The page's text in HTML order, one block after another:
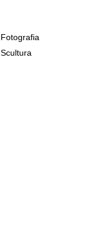
Fotografia
Scultura